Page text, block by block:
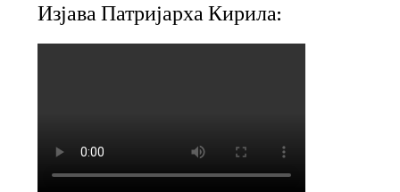
Изјава Патријарха Кирила: